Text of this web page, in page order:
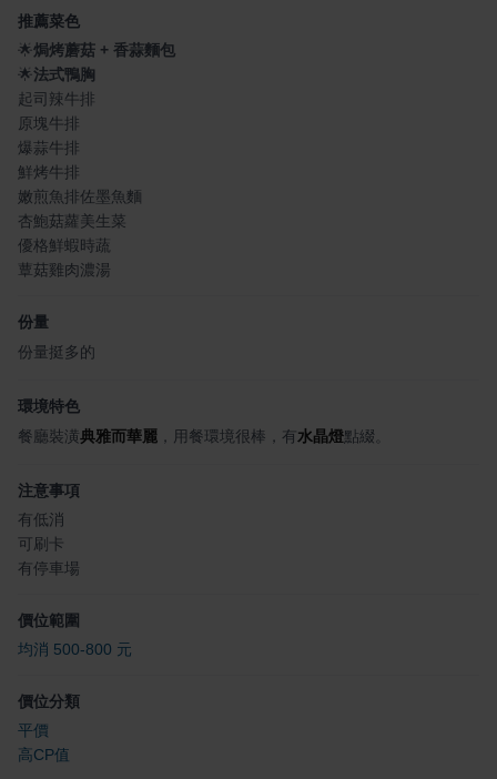
推薦菜色
🌟焗烤蘑菇 + 香蒜麵包
🌟法式鴨胸
起司辣牛排
原塊牛排
爆蒜牛排
鮮烤牛排
嫩煎魚排佐墨魚麵
杏鮑菇蘿美生菜
優格鮮蝦時蔬
蕈菇雞肉濃湯
份量
份量挺多的
環境特色
餐廳裝潢典雅而華麗 ，用餐環境很棒，有 水晶燈點綴。
注意事項
有低消
可刷卡
有停車場
價位範圍
均消 500-800 元
價位分類
平價
高CP值